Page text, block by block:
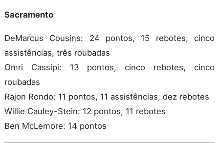
Sacramento
DeMarcus Cousins: 24 pontos, 15 rebotes, cinco
assistências, três roubadas
Omri Cassipi: 13 pontos, cinco rebotes, cinco
roubadas
Rajon Rondo: 11 pontos, 11 assistências, dez rebotes
Willie Cauley-Stein: 12 pontos, 11 rebotes
Ben McLemore: 14 pontos